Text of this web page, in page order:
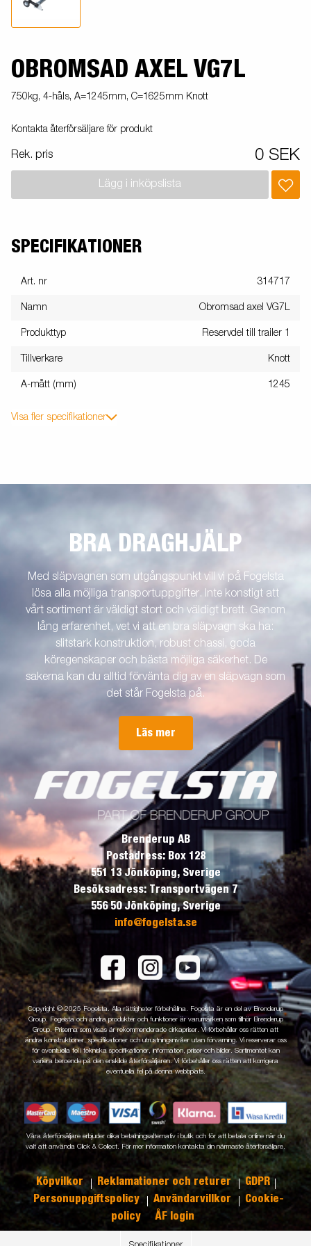
OBROMSAD AXEL VG7L
750kg, 4-håls, A=1245mm, C=1625mm Knott
Kontakta återförsäljare för produkt
Rek. pris 0 SEK
Lägg i inköpslista
SPECIFIKATIONER
Art. nr 314717
Namn Obromsad axel VG7L
Produkttyp Reservdel till trailer 1
Tillverkare Knott
A-mått (mm) 1245
Visa fler specifikationer
BRA DRAGHJÄLP
Med släpvagnen som utgångspunkt vill vi på Fogelsta
lösa alla möjliga transportuppgifter. Inte konstigt att
vårt sortiment är väldigt stort och väldigt brett. Genom
lång erfarenhet, vet vi att en bra släpvagn ska ha:
slitstark konstruktion, robust chassi, goda
köregenskaper och bästa möjliga säkerhet. De
sakerna kan du alltid förvänta dig av en släpvagn som
det står Fogelsta på.
Läs mer
Brenderup AB
Postadress: Box 128
551 13 Jönköping, Sverige
Besöksadress: Transportvägen 7
556 50 Jönköping, Sverige
info@fogelsta.se
Copyright © 2025 Fogelsta. Alla rättigheter förbehållna. Fogelsta är en del av Brenderup
Group. Fogelsta och andra produkter och funktioner är varumärken som tillhör Brenderup
Group. Priserna som visas är rekommenderade cirkapriser. Vi förbehåller oss rätten att
ändra konstruktioner, specifikationer och utrustningsnivåer utan förvarning. Vi reserverar oss
för eventuella fel i tekniska specifikationer, information, priser och bilder. Sortimentet kan
variera beroende på den enskilde återförsäljaren. Vi förbehåller oss rätten att korrigera
eventuella fel på denna webbplats.
Våra återförsäljare erbjuder olika betalningsalternativ i butik och för att betala online när du
valt att använda Click & Collect. För mer information kontakta din närmaste återförsäljare.
Köpvilkor Reklamationer och returer
GDPR
Personuppgiftspolicy
Användarvillkor
Cookie-
policy
ÅF login